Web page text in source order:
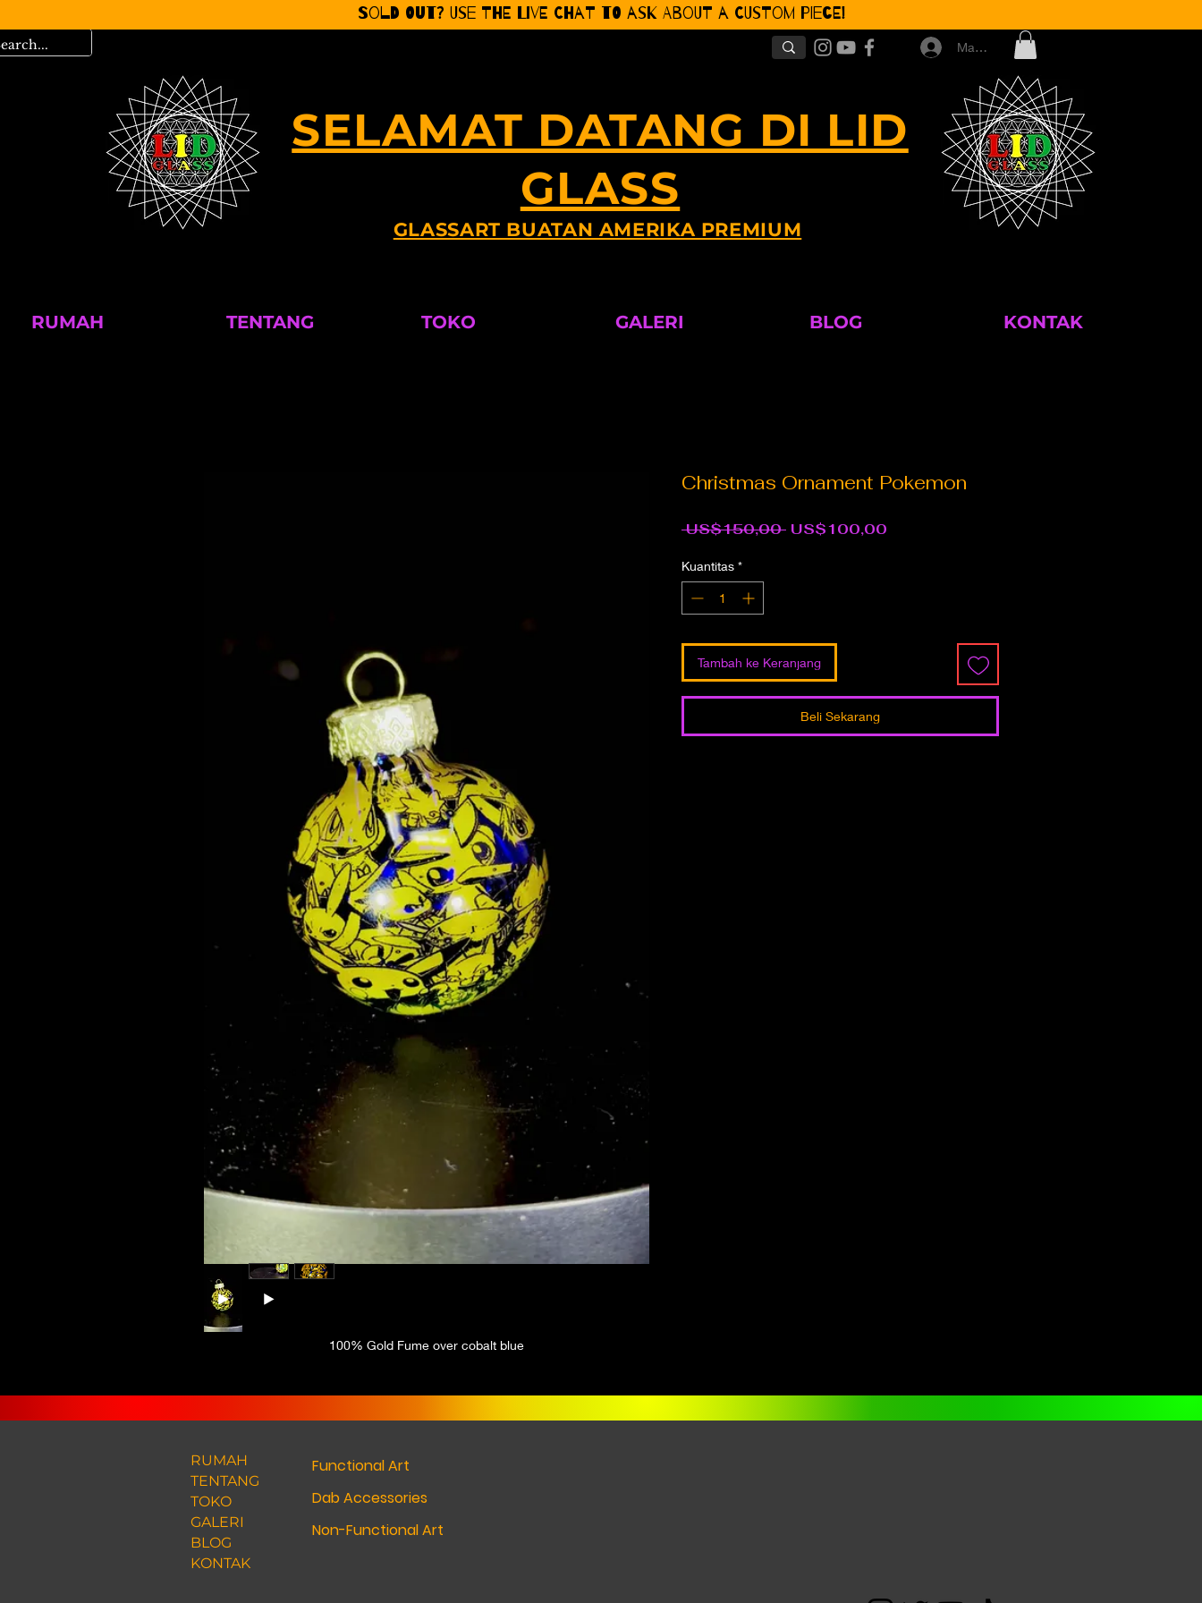
Sold Out? Use the Live CHat to ask about a Custom Piece!
Masuk
SELAMAT DATANG DI LID
GLASS
GLASSART BUATAN AMERIKA PREMIUM
RUMAH TENTANG TOKO GALERI BLOG KONTAK
100% Gold Fume over cobalt blue
Christmas Ornament Pokemon
US$150,00 Harga
US$100,00
Kuantitas *
Tambah ke Keranjang
Beli Sekarang
RUMAH
TENTANG
TOKO
GALERI
BLOG
KONTAK
Functional Art
Dab Accessories
Non-Functional Art